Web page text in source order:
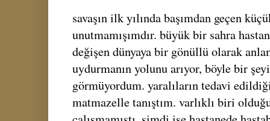
savaşın ilk yılında başımdan geçen
unutmamışımdır. büyük bir sahra
değişen dünyaya bir gönüllü olarak
uydurmanın yolunu arıyor, böyle bir
görmüyordum. yaralıların tedavi
matmazelle tanıştım. varlıklı biri